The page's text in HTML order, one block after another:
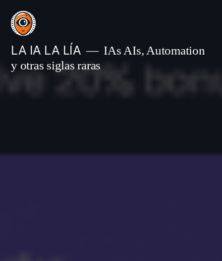
Saltar
contenido
LA IA LA LÍA
IAs AIs, Automation
y otras siglas raras